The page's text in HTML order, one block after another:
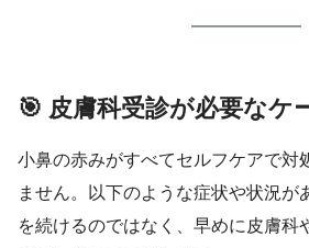
🎯 皮膚科受診が必要なケ
小鼻の赤みがすべてセルフケアで対
ません。以下のような症状や状況が
を続けるのではなく、早めに皮膚科